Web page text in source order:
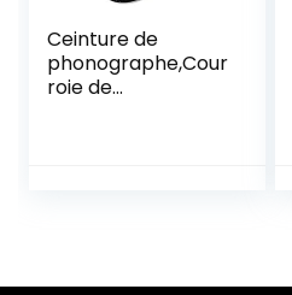
Ceinture de
phonographe,Cour
roie de
Caoutchouc,élasti